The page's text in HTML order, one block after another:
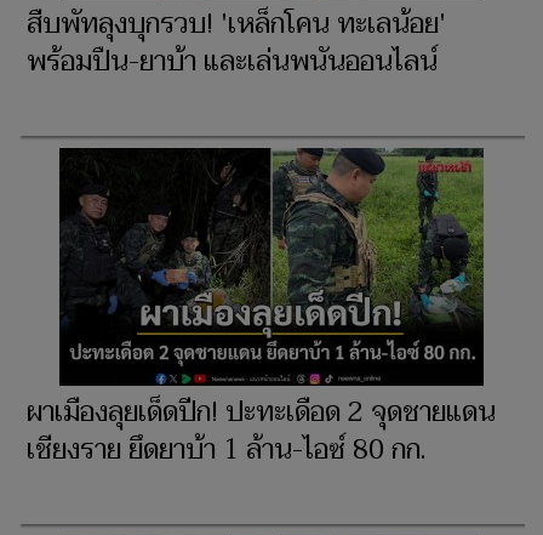
สืบพัทลุงบุกรวบ! 'เหล็กโคน ทะเลน้อย'
พร้อมปืน-ยาบ้า และเล่นพนันออนไลน์
ผาเมืองลุยเด็ดปีก! ปะทะเดือด 2 จุดชายแดน
เชียงราย ยึดยาบ้า 1 ล้าน-ไอซ์ 80 กก.